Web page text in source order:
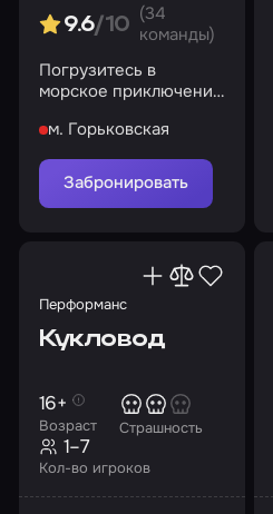
9.6/10
(34
команды)
Погрузитесь в
морское приключение
ожившего корабля
м. Горьковская
Забронировать
Перформанс
Кукловод
Возраст
16+
Страшность
Кол-во игроков
1–7